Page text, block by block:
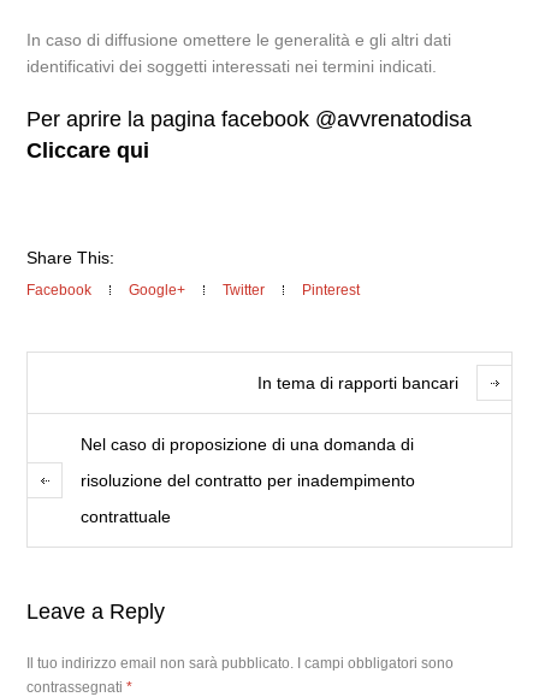
In caso di diffusione omettere le generalità e gli altri dati
identificativi dei soggetti interessati nei termini indicati.
Per aprire la pagina facebook @avvrenatodisa
Cliccare qui
Share This:
Facebook Google+ Twitter Pinterest
In tema di rapporti bancari
Nel caso di proposizione di una domanda di
risoluzione del contratto per inadempimento
contrattuale
Leave a Reply
Il tuo indirizzo email non sarà pubblicato.
I campi obbligatori sono
contrassegnati*